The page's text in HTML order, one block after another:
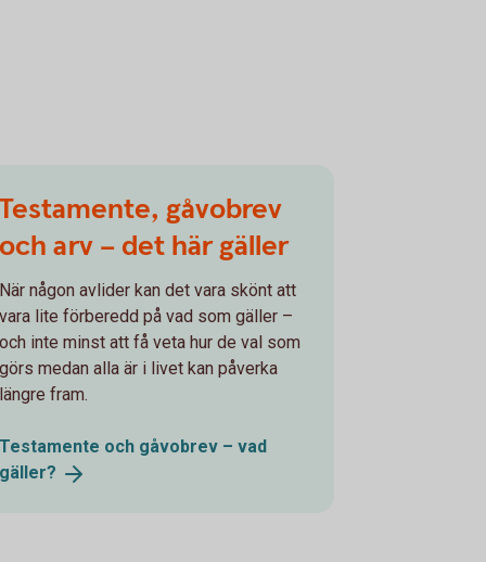
Testamente, gåvobrev
och arv – det här gäller
När någon avlider kan det vara skönt att
vara lite förberedd på vad som gäller –
och inte minst att få veta hur de val som
görs medan alla är i livet kan påverka
längre fram.
Testamente och gåvobrev – vad
gäller?